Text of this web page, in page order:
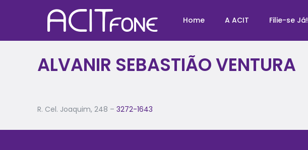
Home A ACIT Filie-se Já!
ALVANIR SEBASTIÃO VENTURA
R. Cel. Joaquim, 248 –3272-1643